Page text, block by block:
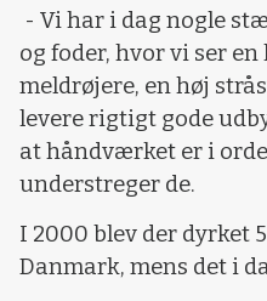
- Vi har i dag nogle
og foder, hvor vi ser
meldrøjere, en høj
levere rigtigt gode
at håndværket er i
understreger de.
I 2000 blev der dyrket
Danmark, mens det i